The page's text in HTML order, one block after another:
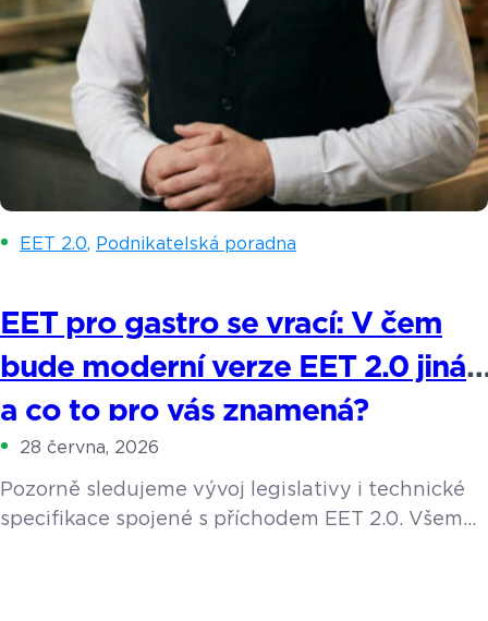
EET 2.0, Podnikatelská poradna
EET pro gastro se vrací: V čem
bude moderní verze EET 2.0 jiná
a co to pro vás znamená?
28 června, 2026
Pozorně sledujeme vývoj legislativy i technické
specifikace spojené s příchodem EET 2.0. Všem